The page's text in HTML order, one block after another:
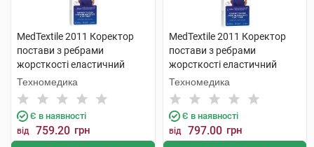
MedTextile 2011 Коректор
постави з ребрами
жорсткості еластичний
розмір L 1 шт
Техномедика
Є в наявності
від 759.20 грн
MedTextile 2011 Коректор
постави з ребрами
жорсткості еластичний
розмір М 1 шт
Техномедика
Є в наявності
від 797.00 грн